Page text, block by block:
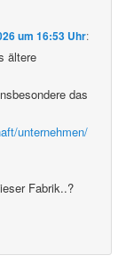
um 16:53 Uhr:
ältere
das
unternehmen/
Fabrik..?